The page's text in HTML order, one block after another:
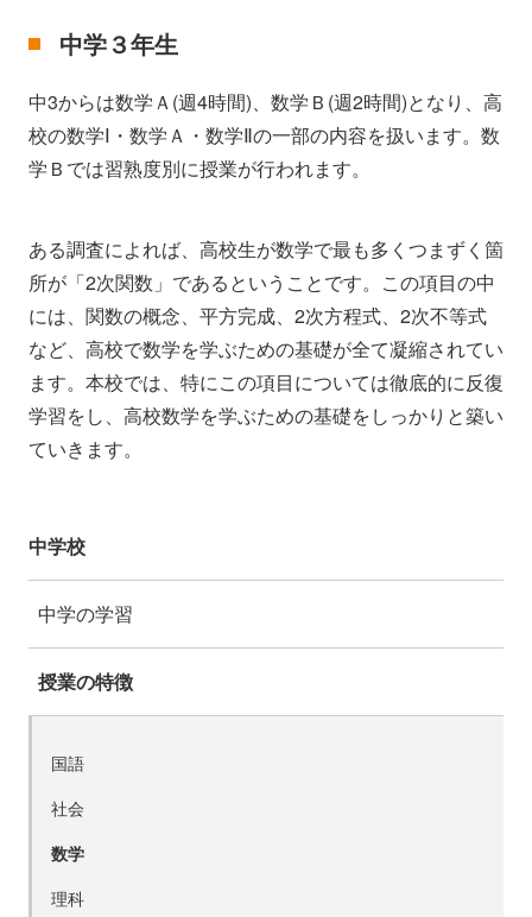
中学３年生
中3からは数学Ａ(週4時間)、数学Ｂ(週2時間)となり、高
校の数学Ⅰ・数学Ａ・数学Ⅱの一部の内容を扱います。数
学Ｂでは習熟度別に授業が行われます。
ある調査によれば、高校生が数学で最も多くつまずく箇
所が「2次関数」であるということです。この項目の中
には、関数の概念、平方完成、2次方程式、2次不等式
など、高校で数学を学ぶための基礎が全て凝縮されてい
ます。本校では、特にこの項目については徹底的に反復
学習をし、高校数学を学ぶための基礎をしっかりと築い
ていきます。
中学校
中学の学習
授業の特徴
国語
社会
数学
理科